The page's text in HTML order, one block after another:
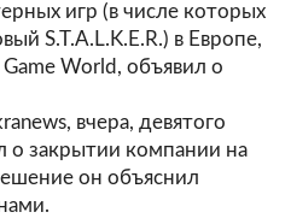
игр (в числе которых
S.T.A.L.K.E.R.) в Европе,
World, объявил о
вчера, девятого
о закрытии компании на
он объяснил